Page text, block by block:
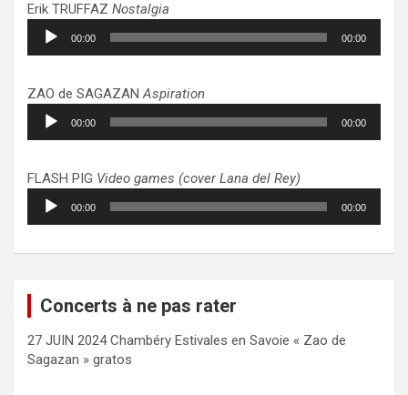
Erik TRUFFAZ Nostalgia
Lecteur
audio
00:00 00:00
ZAO de SAGAZANAspiration
Lecteur
audio
00:00 00:00
FLASH PIG Video games (cover Lana del Rey)
Lecteur
audio
00:00 00:00
Concerts à ne pas rater
27 JUIN 2024 Chambéry Estivales en Savoie « Zao de
Sagazan » gratos